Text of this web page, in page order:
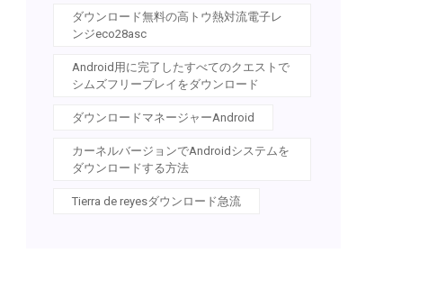
ダウンロード無料の高トウ熱対流電子レ
ンジeco28asc
Android用に完了したすべてのクエストで
シムズフリープレイをダウンロード
ダウンロードマネージャーAndroid
カーネルバージョンでAndroidシステムを
ダウンロードする方法
Tierra de reyesダウンロード急流